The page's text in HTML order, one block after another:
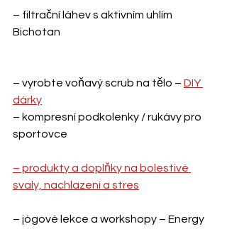
– filtrační láhev s aktivním uhlím
Bichotan
– vyrobte voňavý scrub na tělo – DIY
dárky
– kompresní podkolenky / rukávy pro
sportovce
– produkty a doplňky na bolestivé
svaly, nachlazení a stres
– jógové lekce a workshopy – Energy